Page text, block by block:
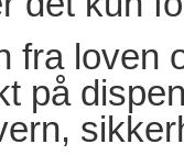
fra loven
på